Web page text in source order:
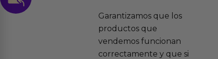
Garantizamos que los
productos que
vendemos funcionan
correctamente y que si